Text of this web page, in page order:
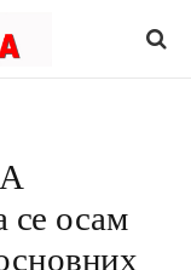
осам